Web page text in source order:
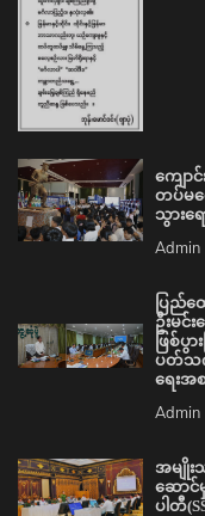
ကျောင်
တပ်မတ
သွားရ
Admin
ပြည်ထ
ဦးမင်
ဖြစ်ပွ
ပတ်သ
ရေး
Admin
အမျိုး
ဆောင်
ပါတီ